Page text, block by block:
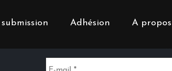
Adhésion A propos
Inscrivez-vous à notre